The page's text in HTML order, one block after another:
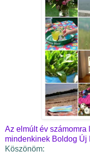
Az elmúlt év
mindenkinek Boldog Új
Köszönöm: